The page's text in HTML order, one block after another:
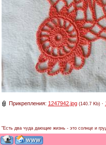
Прикрепления: 1247942.jpg (140.7 Kb) ·
"Есть два чуда дающие жизнь - это солнце и